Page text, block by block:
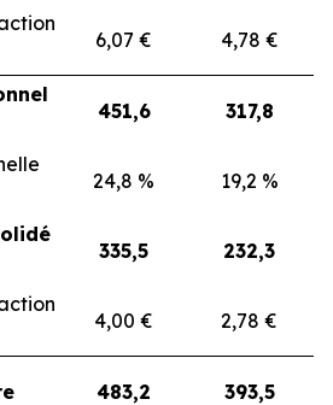
6,07 € 4,78 €
451,6 317,8
24,8 % 19,2 %
335,5 232,3
4,00 € 2,78 €
483,2 393,5